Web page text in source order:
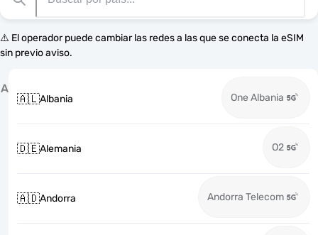
⚠️ El operador puede cambiar las redes a las que se conecta la eSIM
sin previo aviso.
A
🇦🇱Albania One Albania
🇩🇪Alemania O2
🇦🇩Andorra Andorra Telecom